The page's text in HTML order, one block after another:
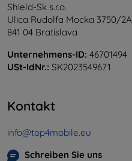
Shield-Sk s.r.o.
Ulica Rudolfa Mocka 3750/2A
841 04 Bratislava
Unternehmens-ID: 46701494
USt-IdNr.: SK2023549671
Kontakt
info@top4mobile.eu
Schreiben Sie uns